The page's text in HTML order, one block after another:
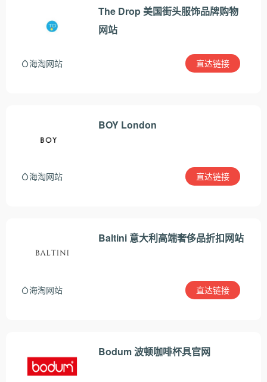
The Drop 美国街头服饰品牌购物
网站
海淘网站 直达链接
BOY London
海淘网站 直达链接
Baltini 意大利高端奢侈品折扣网站
海淘网站 直达链接
Bodum 波顿咖啡杯具官网